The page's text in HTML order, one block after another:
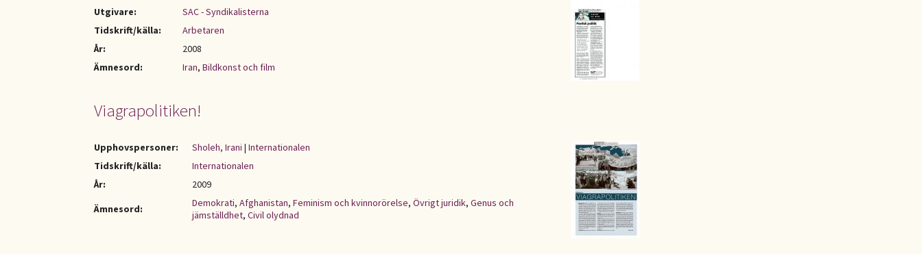
Utgivare:
SAC - Syndikalisterna
Tidskrift/källa:
Arbetaren
År:
2008
Ämnesord:
Iran, Bildkonst och film
Viagrapolitiken!
Upphovspersoner: Sholeh, Irani | Internationalen
Tidskrift/källa:
Internationalen
År:
2009
Ämnesord:
Demokrati, Afghanistan, Feminism och kvinnorörelse, Övrigt juridik, Genus och
jämställdhet, Civil olydnad